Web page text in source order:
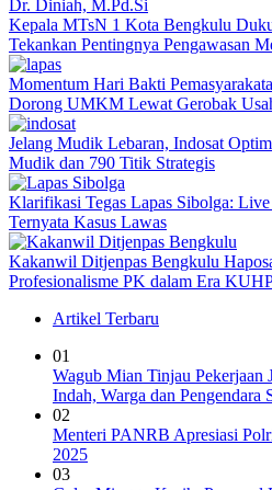
Kepala MTsN 1 Kota Bengkulu
Tekankan Pentingnya Pengawasan
Momentum Hari Bakti
Dorong UMKM Lewat Gerobak
Jelang Mudik Lebaran, Indosat
Mudik dan 790 Titik Strategis
Klarifikasi Tegas Lapas Sibolga:
Ternyata Kasus Lawas
Kakanwil Ditjenpas Bengkulu
Profesionalisme PK dalam Era
Artikel Terbaru
01
Wagub Mian Tinjau Pekerjaan
Indah, Warga dan Pengendara
02
Menteri PANRB Apresiasi
2025
03